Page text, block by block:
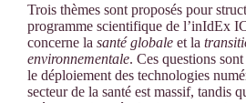
Trois thèmes sont proposés pour
programme scientifique de l’inIdEx
concerne la santé globale et la
environnementale. Ces questions
le déploiement des technologies
secteur de la santé est massif, tandis